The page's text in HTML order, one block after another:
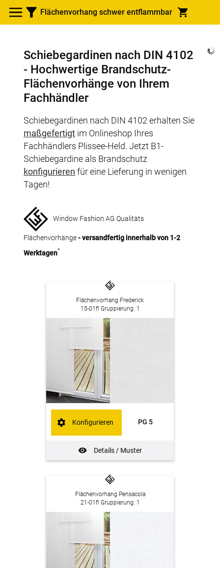
Flächenvorhang schwer entflammbar
Schiebegardinen nach DIN 4102
- Hochwertige Brandschutz-
Flächenvorhänge von Ihrem
Fachhändler
Schiebegardinen nach DIN 4102 erhalten Sie
maßgefertigt im Onlineshop Ihres
Fachhändlers Plissee-Held. Jetzt B1-
Schiebegardine als Brandschutz
konfigurieren für eine Lieferung in wenigen
Tagen!
Window Fashion AG Qualitäts
Flächenvorhänge- versandfertig innerhalb von 1-2
Werktagen*
Flächenvorhang Frederick
15-01fl Gruppierung: 1
PG 5
Details / Muster
Konfigurieren
Flächenvorhang Pensacola
21-01fl Gruppierung: 1